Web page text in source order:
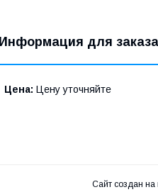
Информация для заказа
Цена: Цену уточняйте
Сайт создан на